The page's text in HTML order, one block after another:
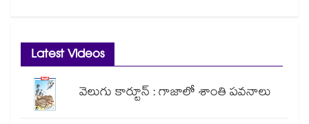
Latest Videos
వెలుగు కార్టూన్ : గాజాలో శాంతి పవనాలు